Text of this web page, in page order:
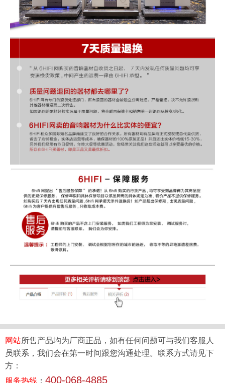
网站所售产品均为厂商正品，如有任何问题可与我们客服人
员联系，我们会在第一时间跟您沟通处理。联系方式请见下
方：
服务热线 ： 400-068-4885